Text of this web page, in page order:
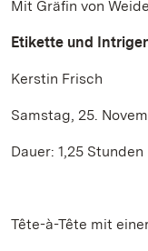
Mit Gräfin von
Etikette und
Kerstin Frisch
Samstag, 25.
Dauer: 1,25 Stunden
Tête-à-Tête mit